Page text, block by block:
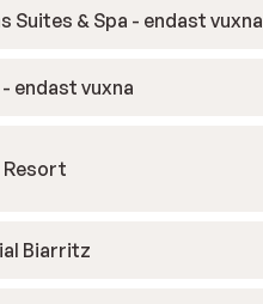
Suites & Spa - endast vuxna
endast vuxna
Resort
Biarritz